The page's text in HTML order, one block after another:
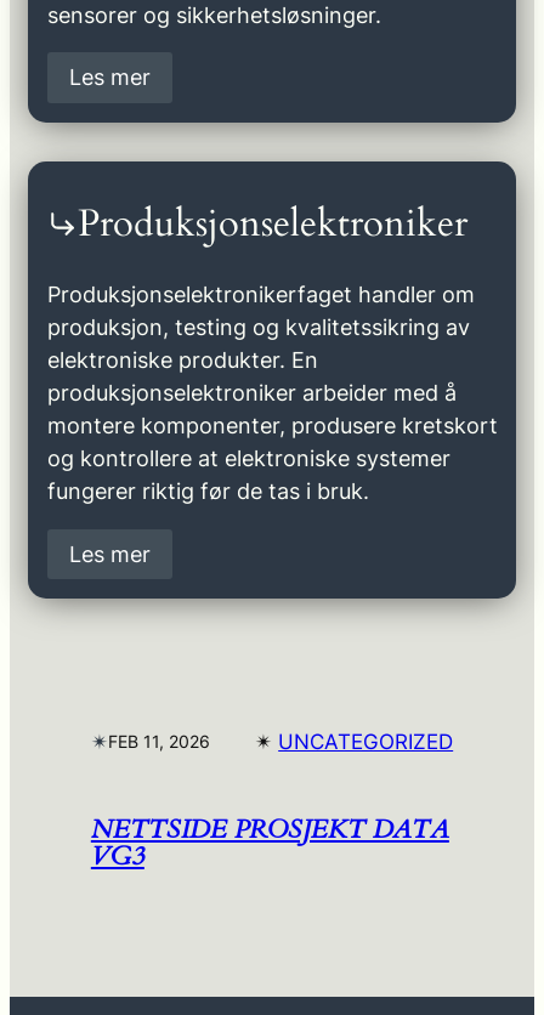
sensorer og sikkerhetsløsninger.
Les mer
Produksjonselektroniker
Produksjonselektronikerfaget handler om
produksjon, testing og kvalitetssikring av
elektroniske produkter. En
produksjonselektroniker arbeider med å
montere komponenter, produsere kretskort
og kontrollere at elektroniske systemer
fungerer riktig før de tas i bruk.
Les mer
✴︎FEB 11, 2026 ✴︎ UNCATEGORIZED
NETTSIDE PROSJEKT DATA
VG3